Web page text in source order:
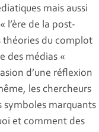
mais aussi
l’ère de la post-
théories du complot
des médias «
d’une réflexion
les chercheurs
symboles marquants
et comment des